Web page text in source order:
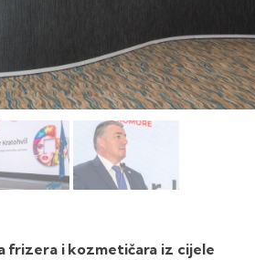
frizera i kozmetičara iz cijele